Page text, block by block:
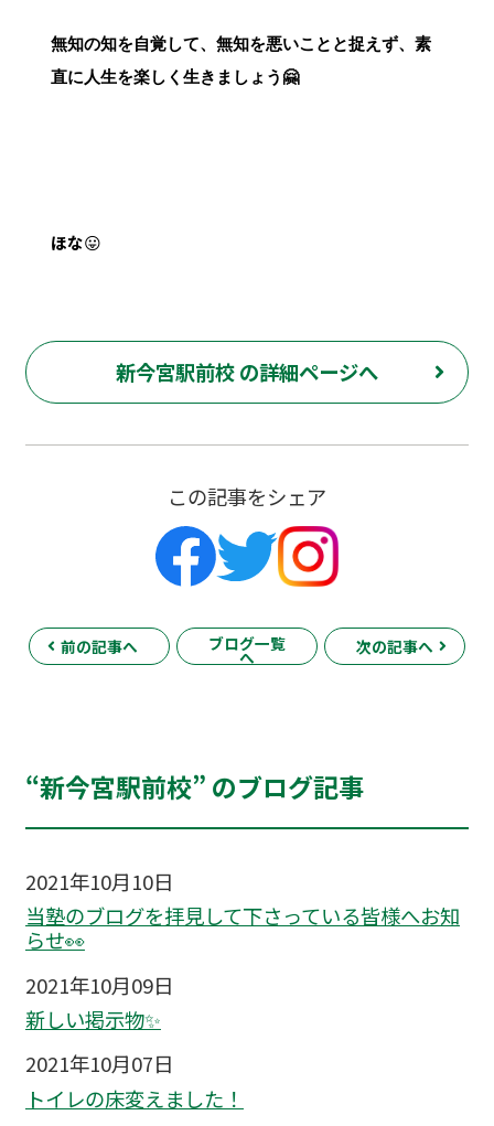
無知の知を自覚して、無知を悪いことと捉えず、素
直に人生を楽しく生きましょう🤗
ほな😛
新今宮駅前校 の詳細ページへ
この記事をシェア
前の記事へ ブログ一覧
へ
次の記事へ
“新今宮駅前校” のブログ記事
2021年10月10日
当塾のブログを拝見して下さっている皆様へお知
らせ👀
2021年10月09日
新しい掲示物✨
2021年10月07日
トイレの床変えました！